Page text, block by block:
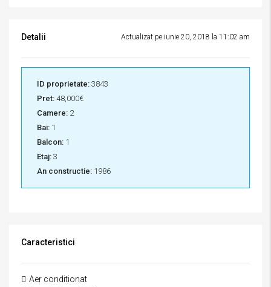
Detalii Actualizat pe iunie 20, 2018 la 11:02 am
ID proprietate: 3843
Pret: 48,000€
Camere: 2
Bai: 1
Balcon: 1
Etaj: 3
An constructie: 1986
Caracteristici
Aer conditionat